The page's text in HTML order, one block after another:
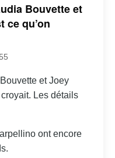
Bouvette et
ce qu’on
et Joey
croyait. Les détails
ont encore